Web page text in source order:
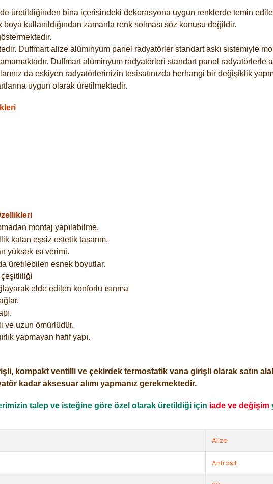
üretildiğinden bina içerisindeki dekorasyona uygun renklerde temin
kullanıldığından zamanla renk solması söz konusu değildir.
Duffmart alize alüminyum panel radyatörler standart askı sistemiyle
Duffmart alüminyum radyatörleri standart panel radyatörlerle
da eskiyen radyatörlerinizin tesisatınızda herhangi bir değişiklik
uygun olarak üretilmektedir.
montaj yapılabilme.
katan eşsiz estetik tasarım.
yüksek ısı verimi.
üretilebilen esnek boyutlar.
çeşitliliği
elde edilen konforlu ısınma
ve uzun ömürlüdür.
yapmayan hafif yapı.
kompakt ventilli ve çekirdek termostatik vana girişli olarak satın
kadar aksesuar alımı yapmanız gerekmektedir.
talep ve isteğine göre özel olarak üretildiği için iade ve değişim
Alize
Antrasit